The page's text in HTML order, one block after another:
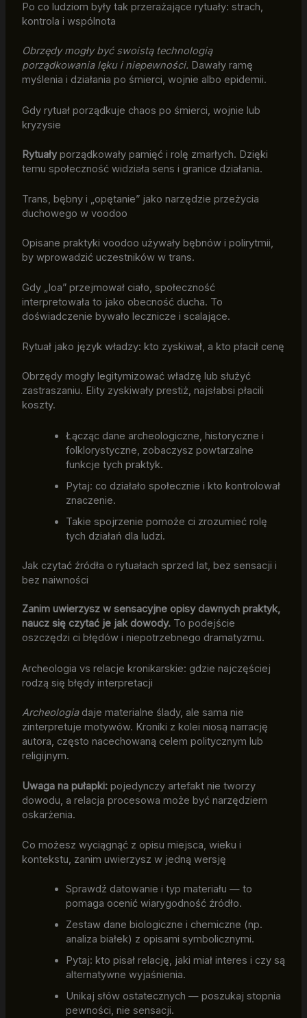
Po co ludziom były tak przerażające rytuały: strach,
kontrola i wspólnota
Obrzędy mogły być swoistą technologią
porządkowania lęku i niepewności. Dawały ramę
myślenia i działania po śmierci, wojnie albo epidemii.
Gdy rytuał porządkuje chaos po śmierci, wojnie lub
kryzysie
Rytuałyporządkowały pamięć i rolę zmarłych. Dzięki
temu społeczność widziała sens i granice działania.
Trans, bębny i „opętanie” jako narzędzie przeżycia
duchowego w voodoo
Opisane praktyki voodoo używały bębnów i polirytmii,
by wprowadzić uczestników w trans.
Gdy „Ioa” przejmował ciało, społeczność
interpretowała to jako obecność ducha. To
doświadczenie bywało lecznicze i scalające.
Rytuał jako język władzy: kto zyskiwał, a kto płacił cenę
Obrzędy mogły legitymizować władzę lub służyć
zastraszaniu. Elity zyskiwały prestiż, najsłabsi płacili
koszty.
Łącząc dane archeologiczne, historyczne i
folklorystyczne, zobaczysz powtarzalne
funkcje tych praktyk.
Pytaj: co działało społecznie i kto kontrolował
znaczenie.
Takie spojrzenie pomoże ci zrozumieć rolę
tych działań dla ludzi.
Jak czytać źródła o rytuałach sprzed lat, bez sensacji i
bez naiwności
Zanim uwierzysz w sensacyjne opisy dawnych praktyk,
naucz się czytać je jak dowody.To podejście
oszczędzi ci błędów i niepotrzebnego dramatyzmu.
Archeologia vs relacje kronikarskie: gdzie najczęściej
rodzą się błędy interpretacji
Archeologiadaje materialne ślady, ale sama nie
zinterpretuje motywów. Kroniki z kolei niosą narrację
autora, często nacechowaną celem politycznym lub
religijnym.
Uwaga na pułapki:pojedynczy artefakt nie tworzy
dowodu, a relacja procesowa może być narzędziem
oskarżenia.
Co możesz wyciągnąć z opisu miejsca, wieku i
kontekstu, zanim uwierzysz w jedną wersję
Sprawdź datowanie i typ materiału — to
pomaga ocenić wiarygodność źródło.
Zestaw dane biologiczne i chemiczne (np.
analiza białek) z opisami symbolicznymi.
Pytaj: kto pisał relację, jaki miał interes i czy są
alternatywne wyjaśnienia.
Unikaj słów ostatecznych — poszukaj stopnia
pewności, nie sensacji.